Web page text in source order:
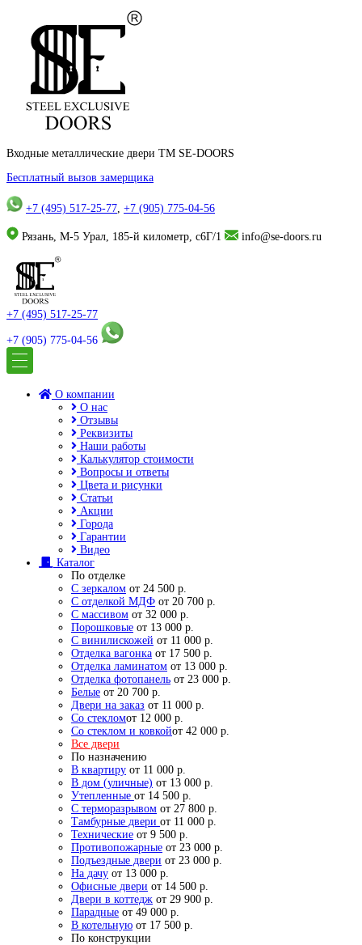
Входные металлические двери TM SE-DOORS
Бесплатный вызов замерщика
+7 (495) 517-25-77, +7 (905) 775-04-56
Рязань, М-5 Урал, 185-й километр, с6Г/1 info@se-doors.ru
+7 (495) 517-25-77
+7 (905) 775-04-56
О компании
О нас
Отзывы
Реквизиты
Наши работы
Калькулятор стоимости
Вопросы и ответы
Цвета и рисунки
Статьи
Акции
Города
Гарантии
Видео
Каталог
По отделке
С зеркалом от 24 500 р.
С отделкой МДФ от 20 700 р.
С массивом от 32 000 р.
Порошковые от 13 000 р.
С винилискожей от 11 000 р.
Отделка вагонка от 17 500 р.
Отделка ламинатом от 13 000 р.
Отделка фотопанель от 23 000 р.
Белые от 20 700 р.
Двери на заказ от 11 000 р.
Со стекломот 12 000 р.
Со стеклом и ковкойот 42 000 р.
Все двери
По назначению
В квартиру от 11 000 р.
В дом (уличные) от 13 000 р.
Утепленные от 14 500 р.
С терморазрывом от 27 800 р.
Тамбурные двери от 11 000 р.
Технические от 9 500 р.
Противопожарные от 23 000 р.
Подъездные двери от 23 000 р.
На дачу от 13 000 р.
Офисные двери от 14 500 р.
Двери в коттедж от 29 900 р.
Парадные от 49 000 р.
В котельную от 17 500 р.
По конструкции